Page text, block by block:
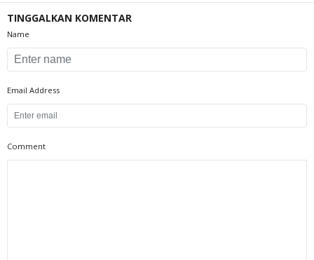
TINGGALKAN KOMENTAR
Name
Email Address
Comment